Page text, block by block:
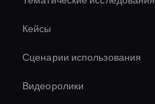
Кейсы
Сценарии использования
Видеоролики